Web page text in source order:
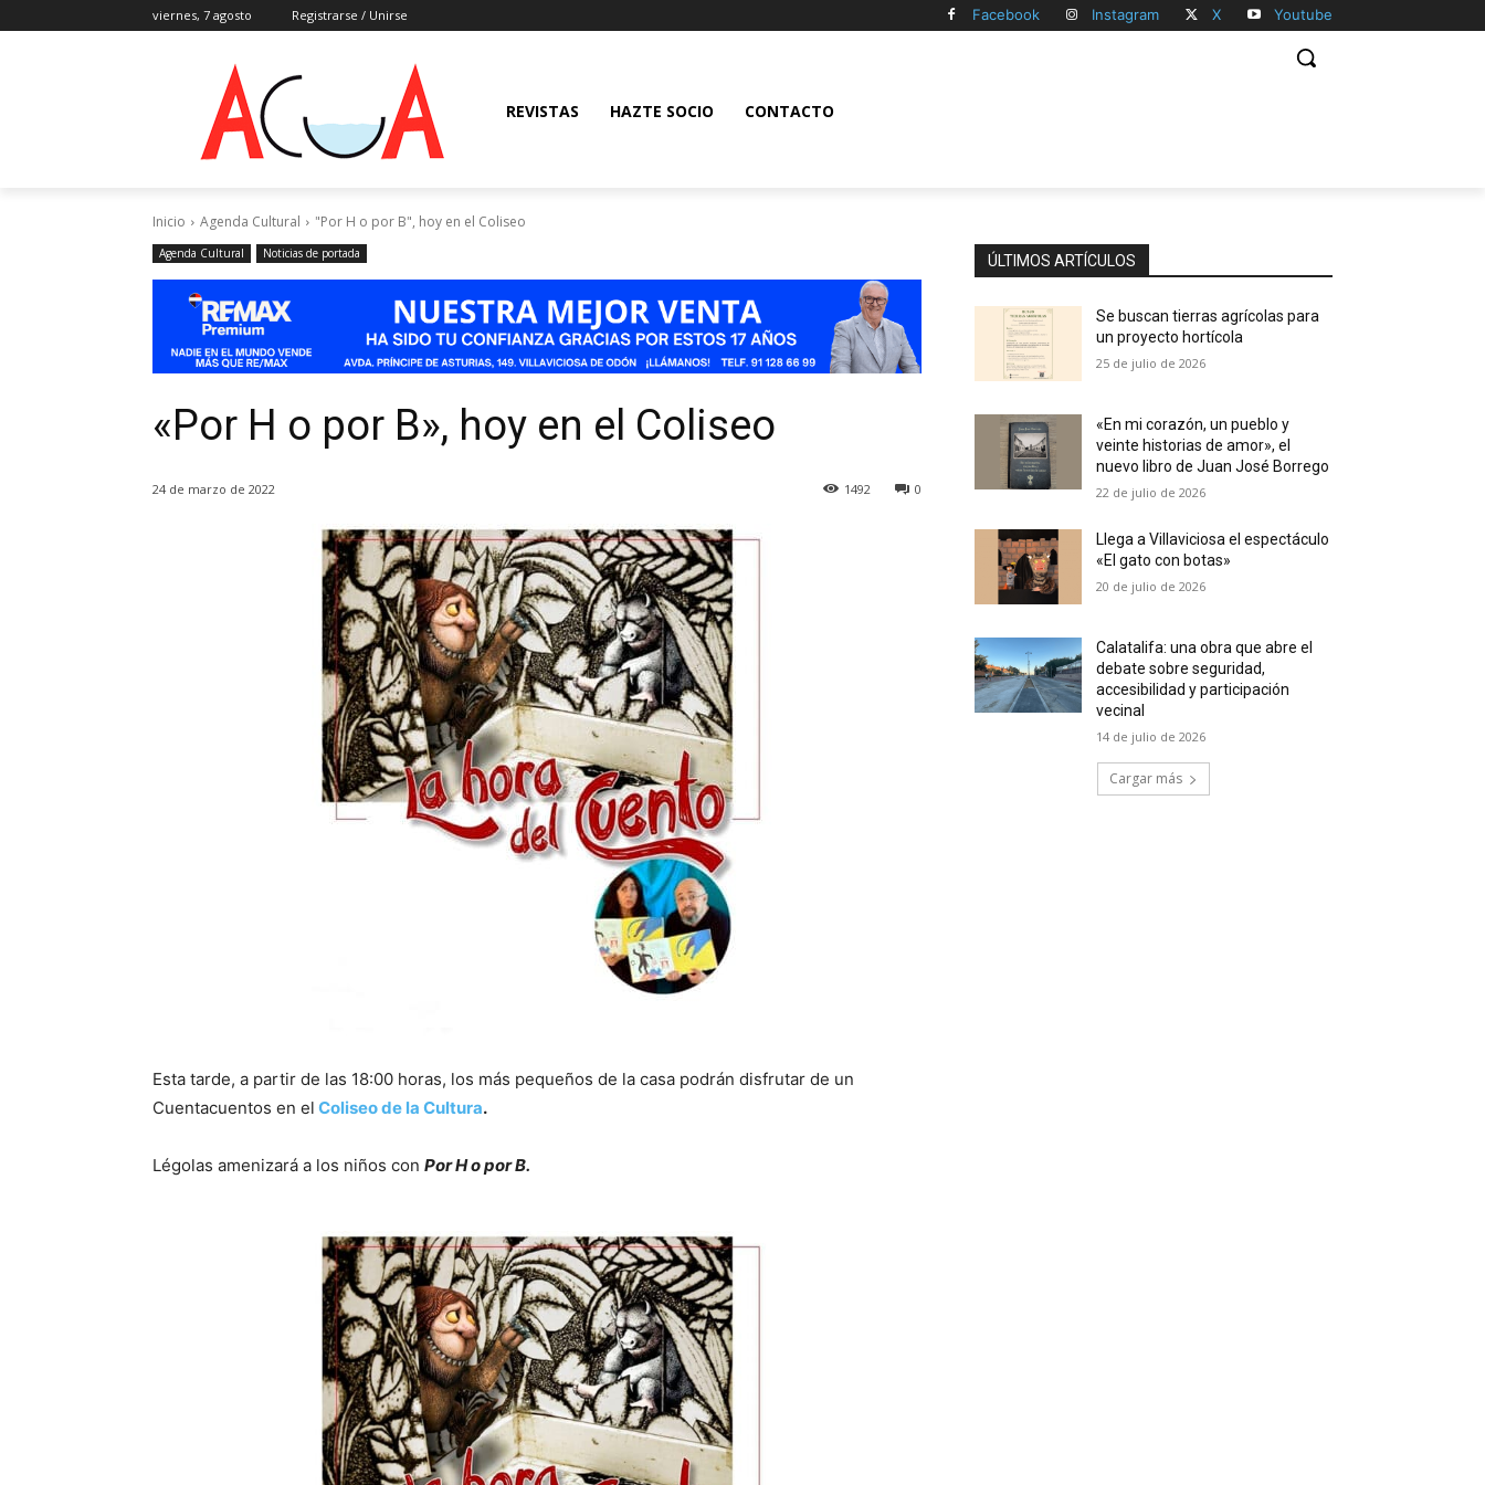
viernes, 7 agosto Registrarse / Unirse Facebook Instagram X Youtube
REVISTAS HAZTE SOCIO CONTACTO
Inicio Agenda Cultural "Por H o por B", hoy en el Coliseo
Agenda Cultural Noticias de portada
«Por H o por B», hoy en el Coliseo
24 de marzo de 2022 0
1492
Esta tarde, a partir de las 18:00 horas, los más pequeños de la casa podrán disfrutar de un
Cuentacuentos en el Coliseo de la Cultura.
Légolas amenizará a los niños con Por H o por B.
ÚLTIMOS ARTÍCULOS
Se buscan tierras agrícolas para
un proyecto hortícola
25 de julio de 2026
«En mi corazón, un pueblo y
veinte historias de amor», el
nuevo libro de Juan José Borrego
22 de julio de 2026
Llega a Villaviciosa el espectáculo
«El gato con botas»
20 de julio de 2026
Calatalifa: una obra que abre el
debate sobre seguridad,
accesibilidad y participación
vecinal
14 de julio de 2026
Cargar más